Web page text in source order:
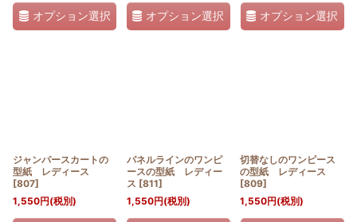
オプション選択 オプション選択 オプション選択
ジャンパースカートの
型紙 レディース
[807]
1,550円(税別)
パネルラインのワンピ
ースの型紙 レディー
ス [811]
1,550円(税別)
切替なしのワンピース
の型紙 レディース
[809]
1,550円(税別)